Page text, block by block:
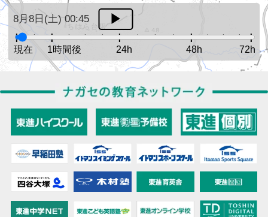
8月8日(土) 00:45
現在 1時間後 24h 48h 72h